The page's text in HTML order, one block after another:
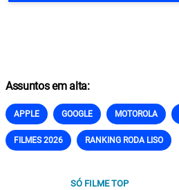
Assuntos em alta:
APPLE GOOGLE MOTOROLA
FILMES 2026 RANKING RODA LISO
SÓ FILME TOP